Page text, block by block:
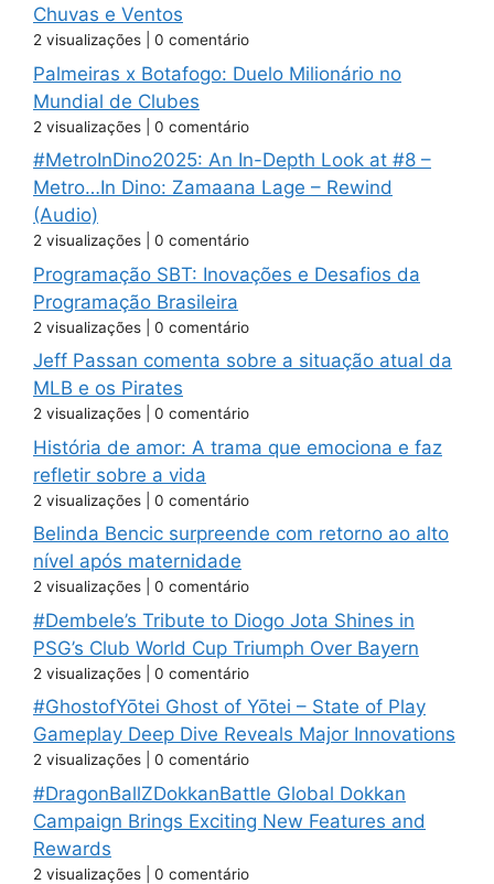
Chuvas e Ventos
2 visualizações 0 comentário
Palmeiras x Botafogo: Duelo Milionário no
Mundial de Clubes
2 visualizações 0 comentário
#MetroInDino2025: An In-Depth Look at #8 –
Metro…In Dino: Zamaana Lage – Rewind
(Audio)
2 visualizações 0 comentário
Programação SBT: Inovações e Desafios da
Programação Brasileira
2 visualizações 0 comentário
Jeff Passan comenta sobre a situação atual da
MLB e os Pirates
2 visualizações 0 comentário
História de amor: A trama que emociona e faz
refletir sobre a vida
2 visualizações 0 comentário
Belinda Bencic surpreende com retorno ao alto
nível após maternidade
2 visualizações 0 comentário
#Dembele’s Tribute to Diogo Jota Shines in
PSG’s Club World Cup Triumph Over Bayern
2 visualizações 0 comentário
#GhostofYōtei Ghost of Yōtei – State of Play
Gameplay Deep Dive Reveals Major Innovations
2 visualizações 0 comentário
#DragonBallZDokkanBattle Global Dokkan
Campaign Brings Exciting New Features and
Rewards
2 visualizações 0 comentário